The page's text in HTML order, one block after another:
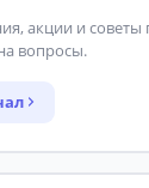
акции и советы
вопросы.